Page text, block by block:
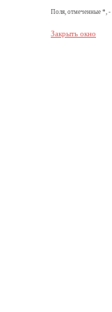
Поля, отмеченные *, -
Закрыть окно